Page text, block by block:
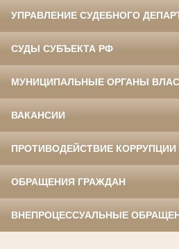
УПРАВЛЕНИЕ СУДЕБНОГО
СУДЫ СУБЪЕКТА РФ
МУНИЦИПАЛЬНЫЕ ОРГАНЫ
ВАКАНСИИ
ПРОТИВОДЕЙСТВИЕ КОРРУПЦИИ
ОБРАЩЕНИЯ ГРАЖДАН
ВНЕПРОЦЕССУАЛЬНЫЕ